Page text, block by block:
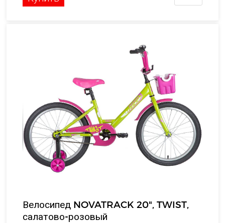
Велосипед NOVATRACK 20", TWIST,
салатово-розовый